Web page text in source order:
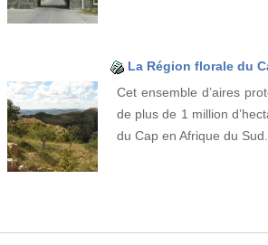
La Région florale du
Cet ensemble d’aires
de plus de 1 million
du Cap en Afrique du Sud.